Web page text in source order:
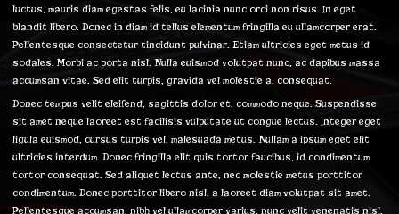
luctus, mauris diam egestas felis, eu lacinia nunc orci non risus. In eget
blandit libero. Donec in diam id tellus elementum fringilla eu ullamcorper erat.
Pellentesque consectetur tincidunt pulvinar. Etiam ultricies eget metus id
sodales. Morbi ac porta nisl. Nulla euismod volutpat nunc, ac dapibus massa
accumsan vitae. Sed elit turpis, gravida vel molestie a, consequat.
Donec tempus velit eleifend, sagittis dolor et, commodo neque. Suspendisse
sit amet neque laoreet est facilisis vulputate ut congue lectus. Integer eget
ligula euismod, cursus turpis vel, malesuada metus. Nullam a ipsum eget elit
ultricies interdum. Donec fringilla elit quis tortor faucibus, id condimentum
tortor consequat. Sed aliquet lectus ante, nec molestie metus porttitor
condimentum. Donec porttitor libero nisl, a laoreet diam volutpat sit amet.
Pellentesque accumsan, nibh vel ullamcorper varius, nunc velit venenatis nisl,